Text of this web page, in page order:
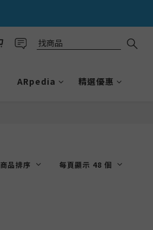
ARpedia 精選優惠
商品排序 每頁顯示 48 個